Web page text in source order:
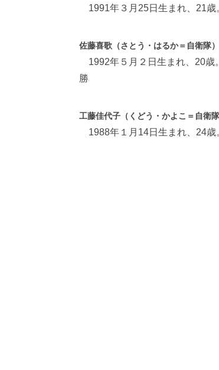
1991年３月25日生まれ、21歳
佐藤喜歌（さとう・はるか＝自衛隊）
1992年５月２日生まれ、20歳
勝
工藤佳代子（くどう・かよこ＝自衛隊
1988年１月14日生まれ、24歳